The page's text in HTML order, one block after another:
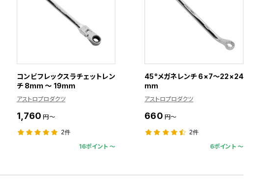
コンビフレックスラチェットレン
チ 8mm ～ 19mm
アストロプロダクツ
1,760 円～
2件
16ポイント 〜
45°メガネレンチ 6×7～22×24
mm
アストロプロダクツ
660 円～
2件
6ポイント 〜